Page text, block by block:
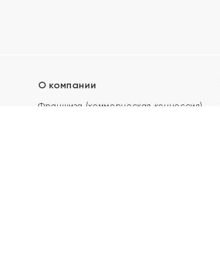
О компании
Франшиза (коммерческая концессия)